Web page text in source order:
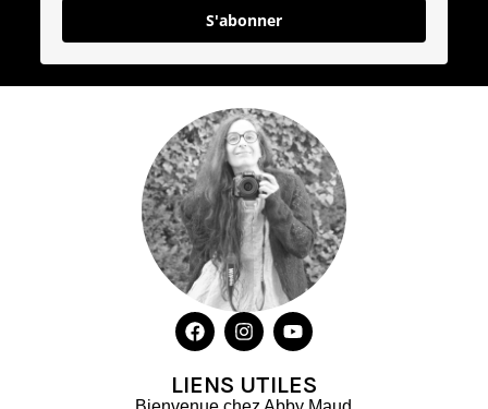
S'abonner
LIENS UTILES